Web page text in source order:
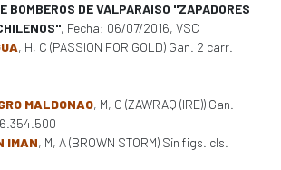
BOMBEROS DE VALPARAISO "ZAPADORES
, Fecha: 06/07/2016, VSC
, H, C (PASSION FOR GOLD) Gan. 2 carr.
MALDONAO, M, C (ZAWRAQ (IRE)) Gan.
IMAN, M, A (BROWN STORM) Sin figs. cls.